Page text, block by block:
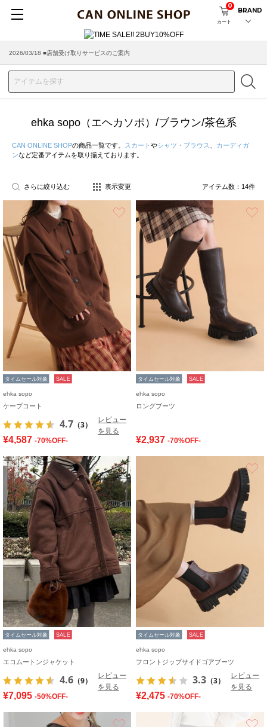
カート
0
BRAND
2026/03/18 ■店舗受け取りサービスのご案内
ehka sopo（エヘカソポ）/ブラウン/茶色系
CAN ONLINE SHOPの商品一覧です。 スカート やシャツ・ブラウス
カーディガ
ンなど定番アイテムを取り揃えております。
さらに絞り込む 表示変更 アイテム数： 14件
お気に入り
タイムセール対象 SALE
ehka sopo
ケープコート
4.7 （3）
レビュー
を見る
¥4,587 -70%OFF-
タイムセール対象 SALE
ehka sopo
ロングブーツ
¥2,937 -70%OFF-
タイムセール対象 SALE
ehka sopo
エコムートンジャケット
4.6 （9）
レビュー
を見る
¥7,095 -50%OFF-
タイムセール対象 SALE
ehka sopo
フロントジップサイドゴアブーツ
3.3 （3）
レビュー
を見る
¥2,475 -70%OFF-